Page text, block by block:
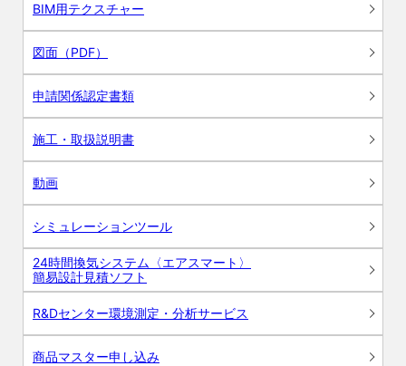
BIM用テクスチャー
図面（PDF）
申請関係認定書類
施工・取扱説明書
動画
シミュレーションツール
24時間換気システム〈エアスマート〉
簡易設計見積ソフト
R&Dセンター環境測定・分析サービス
商品マスター申し込み